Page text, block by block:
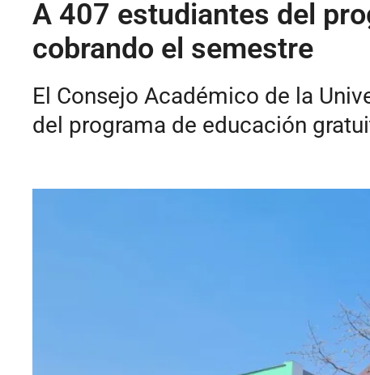
A 407 estudiantes del
cobrando el semestre
El Consejo Académico de la
del programa de educación